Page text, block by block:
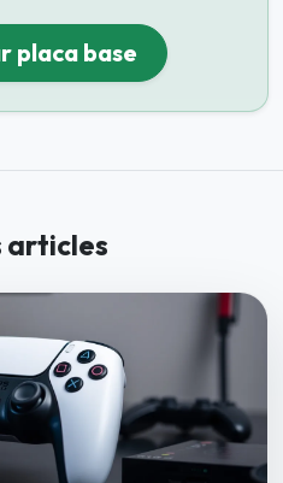
placa base
articles